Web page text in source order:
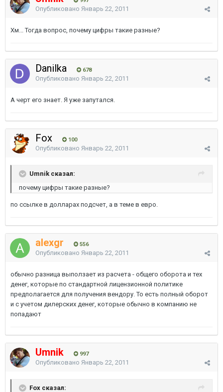
Опубликовано Январь 22, 2011
Хм... Тогда вопрос, почему цифры такие разные?
Danilka 678
Опубликовано Январь 22, 2011
А черт его знает. Я уже запутался.
Fоx 100
Опубликовано Январь 22, 2011
Umnik сказал:
почему цифры такие разные?
по ссылке в долларах подсчет, а в теме в евро.
alexgr 556
Опубликовано Январь 22, 2011
обычно разница выползает из расчета - общего оборота и тех
денег, которые по стандартной лицензионной политике
предполагается для получения вендору. То есть полный оборот
и с учетом дилерских денег, которые обычно в компанию не
попадают
Umnik 997
Опубликовано Январь 22, 2011
Fоx сказал: